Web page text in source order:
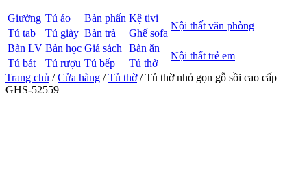
Giường Tủ áo Bàn phấn Kệ tivi
Nội thất văn phòng
Tủ tab Tủ giày Bàn trà
Ghế sofa
Bàn LV Bàn học Giá sách Bàn ăn
Nội thất trẻ em
Tủ bát Tủ rượu Tủ bếp
Tủ thờ
Trang chủ /Cửa hàng /Tủ thờ/ Tủ thờ nhỏ gọn gỗ sồi cao cấp
GHS-52559